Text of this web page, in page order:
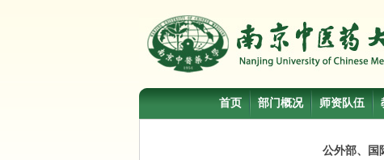
首页 部门概况 师资队伍
公外部、国